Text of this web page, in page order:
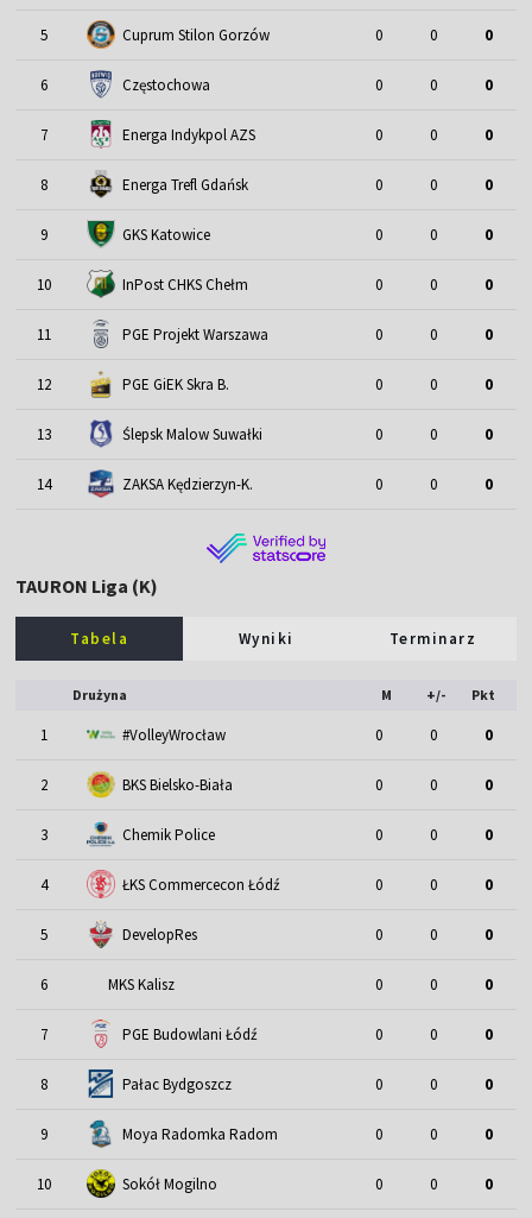
5 Cuprum Stilon Gorzów 0 0 0
6 Częstochowa 0 0 0
7 Energa Indykpol AZS 0 0 0
8 Energa Trefl Gdańsk 0 0 0
9 GKS Katowice 0 0 0
10 InPost CHKS Chełm 0 0 0
11 PGE Projekt Warszawa 0 0 0
12 PGE GiEK Skra B. 0 0 0
13 Ślepsk Malow Suwałki 0 0 0
14 ZAKSA Kędzierzyn-K. 0 0 0
TAURON Liga (K)
Tabela Wyniki Terminarz
Drużyna M +/- Pkt
1 #VolleyWrocław 0 0 0
2 BKS Bielsko-Biała 0 0 0
3 Chemik Police 0 0 0
4 ŁKS Commercecon Łódź 0 0 0
5 DevelopRes 0 0 0
6 MKS Kalisz 0 0 0
7 PGE Budowlani Łódź 0 0 0
8 Pałac Bydgoszcz 0 0 0
9 Moya Radomka Radom 0 0 0
10 Sokół Mogilno 0 0 0